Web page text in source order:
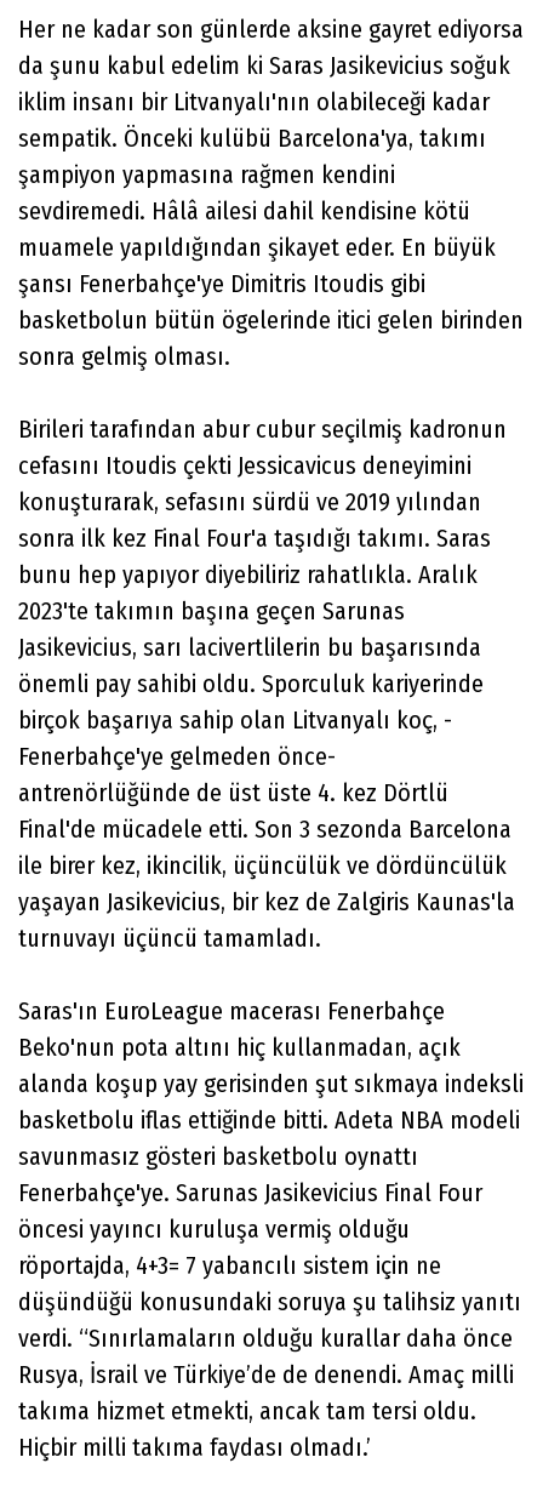
Her ne kadar son günlerde aksine gayret ediyorsa
da şunu kabul edelim ki Saras Jasikevicius soğuk
iklim insanı bir Litvanyalı'nın olabileceği kadar
sempatik. Önceki kulübü Barcelona'ya, takımı
şampiyon yapmasına rağmen kendini
sevdiremedi. Hâlâ ailesi dahil kendisine kötü
muamele yapıldığından şikayet eder. En büyük
şansı Fenerbahçe'ye Dimitris Itoudis gibi
basketbolun bütün ögelerinde itici gelen birinden
sonra gelmiş olması.
Birileri tarafından abur cubur seçilmiş kadronun
cefasını Itoudis çekti Jessicavicus deneyimini
konuşturarak, sefasını sürdü ve 2019 yılından
sonra ilk kez Final Four'a taşıdığı takımı. Saras
bunu hep yapıyor diyebiliriz rahatlıkla. Aralık
2023'te takımın başına geçen Sarunas
Jasikevicius, sarı lacivertlilerin bu başarısında
önemli pay sahibi oldu. Sporculuk kariyerinde
birçok başarıya sahip olan Litvanyalı koç, -
Fenerbahçe'ye gelmeden önce-
antrenörlüğünde de üst üste 4. kez Dörtlü
Final'de mücadele etti. Son 3 sezonda Barcelona
ile birer kez, ikincilik, üçüncülük ve dördüncülük
yaşayan Jasikevicius, bir kez de Zalgiris Kaunas'la
turnuvayı üçüncü tamamladı.
Saras'ın EuroLeague macerası Fenerbahçe
Beko'nun pota altını hiç kullanmadan, açık
alanda koşup yay gerisinden şut sıkmaya indeksli
basketbolu iflas ettiğinde bitti. Adeta NBA modeli
savunmasız gösteri basketbolu oynattı
Fenerbahçe'ye. Sarunas Jasikevicius Final Four
öncesi yayıncı kuruluşa vermiş olduğu
röportajda, 4+3= 7 yabancılı sistem için ne
düşündüğü konusundaki soruya şu talihsiz yanıtı
verdi. “Sınırlamaların olduğu kurallar daha önce
Rusya, İsrail ve Türkiye’de de denendi. Amaç milli
takıma hizmet etmekti, ancak tam tersi oldu.
Hiçbir milli takıma faydası olmadı.’